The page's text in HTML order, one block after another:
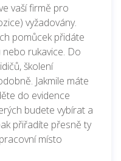
vaší firmě pro
vyžadovány.
pomůcek přidáte
rukavice. Do
školení
Jakmile máte
do evidence
budete vybírat a
přiřadíte přesně ty
místo